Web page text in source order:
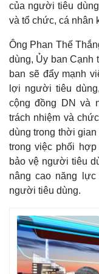
của người tiêu
và tổ chức, cá nhân
Ông Phan Thế
dùng, Ủy ban Cạnh
ban sẽ đẩy mạnh
lợi người tiêu
cộng đồng DN và
trách nhiệm và
dùng trong thời
trong việc phối
bảo vệ người tiêu
nâng cao năng
người tiêu dùng.